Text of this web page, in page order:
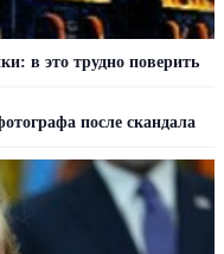
в это трудно поверить
после скандала